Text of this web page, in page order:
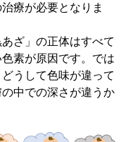
療が必要となりま
ざ」の正体はすべて
素が原因です。では
うして色味が違って
中での深さが違うか